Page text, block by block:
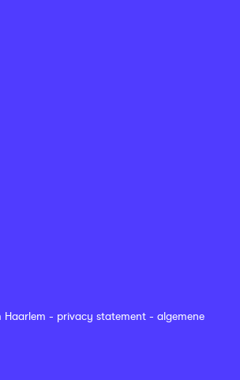
- privacy statement - algemene